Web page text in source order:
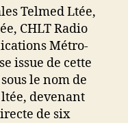
Telmed Ltée,
CHLT Radio
Métro-
issue de cette
le nom de
devenant
de six